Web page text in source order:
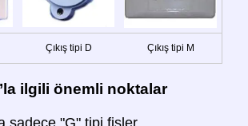
Çıkış tipi D Çıkış tipi M
ilgili önemli noktalar